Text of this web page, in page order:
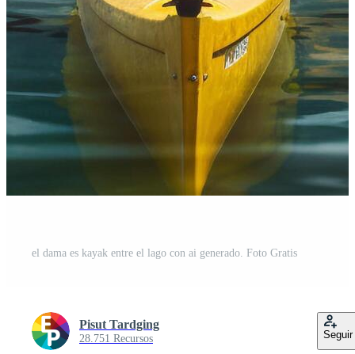
el dama es kayak entre el lago con ai generado. Foto Gratis
Pisut Tardging
28.751 Recursos Seguir